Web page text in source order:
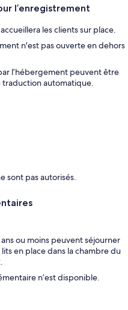
l’enregistrement
les clients sur place.
n'est pas ouverte en dehors
l’hébergement peuvent être
traduction automatique.
sont pas autorisés.
ou moins peuvent séjourner
en place dans la chambre du
n’est disponible.